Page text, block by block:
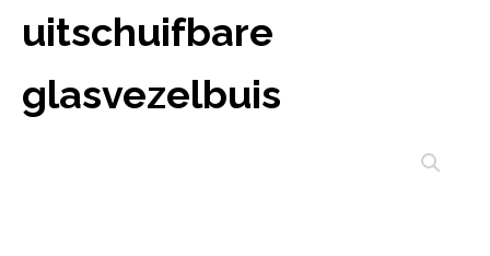
uitschuifbare
glasvezelbuis